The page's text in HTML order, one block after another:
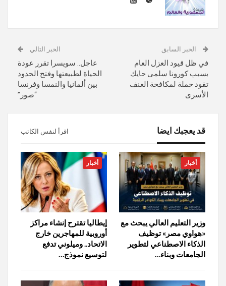
الخبر السابق
في ظل قيود العزل العام
بسبب كورونا سلمى حايك
تقود حملة لمكافحة العنف
الأسرى
الخبر التالي
عاجل.. سويسرا تقرر عودة
الحياة لطبيعتها وفتح الحدود
بين ألمانيا والنمسا وفرنسا
“صور”
قد يعجبك ايضا اقرأ لنفس الكاتب
أخبار
وزير التعليم العالي يبحث مع
«هواوي مصر» توظيف
الذكاء الاصطناعي لتطوير
الجامعات وبناء…
أخبار
إيطاليا تقترح إنشاء مراكز
أوروبية للمهاجرين خارج
الاتحاد.. وميلوني تدفع
لتوسيع نموذج…